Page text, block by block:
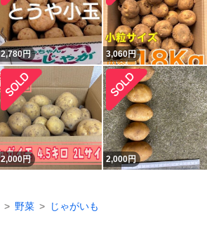
2,780円 3,060円
2,000円 2,000円
野菜 じゃがいも